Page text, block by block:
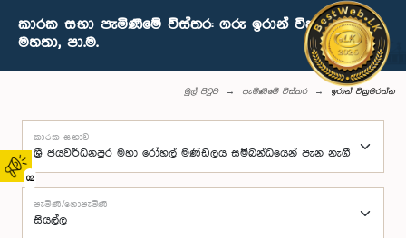
02
කාරක සභා පැමිණීමේ විස්තර: ගරු ඉරාන් වික්‍රමරත්න
මහතා, පා.ම.
මුල් පිටුව පැමිණීමේ විස්තර ඉරාන් වික්‍රමරත්න
කාරක සභාව
පැමිණි/නොපැමිණි